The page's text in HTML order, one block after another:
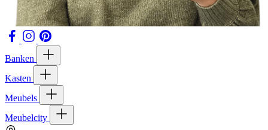
Banken
Kasten
Meubels
Meubelcity